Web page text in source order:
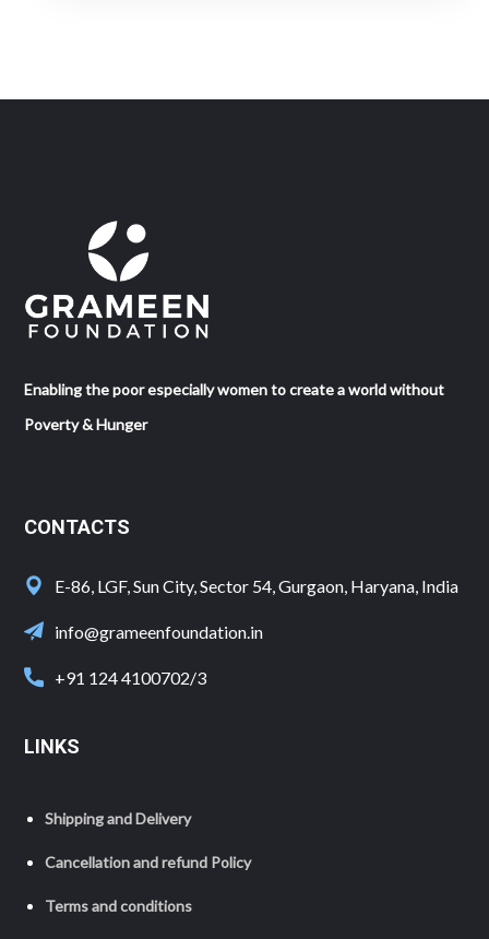
Enabling the poor especially women to create a world without
Poverty & Hunger
CONTACTS
E-86, LGF, Sun City, Sector 54, Gurgaon, Haryana, India
info@grameenfoundation.in
+91 124 4100702/3
LINKS
Shipping and Delivery
Cancellation and refund Policy
Terms and conditions